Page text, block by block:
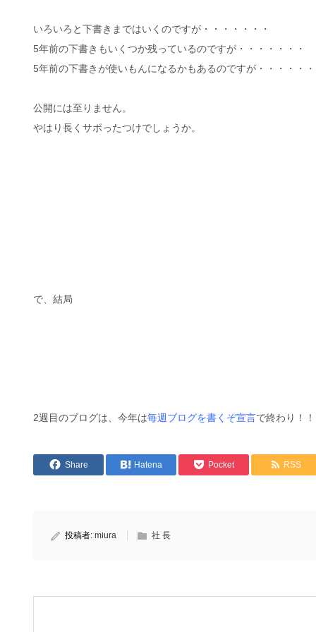
いろいろと下書きまではいくのですが・・・・・・・
5年前の下書きもいくつか残っているのですが・・・・・・・
5年前の下書きが使いもんになるかもあるのですが・・・・・・
公開には至りません。
やはり長くサボったつけでしょうか。
で、結局
2週目のブログは、今年は毎週ブログを書くぞ宣言で終わり！
Share Hatena Pocket RSS
投稿者: miura 社 長